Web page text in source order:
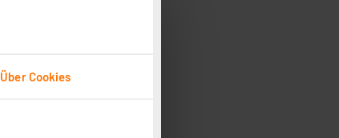
Über Cookies